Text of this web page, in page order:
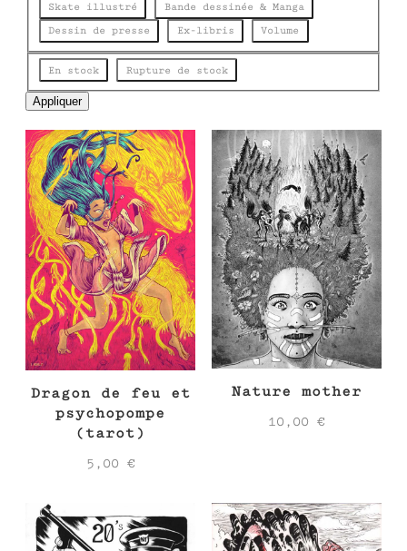
Skate illustré
Bande dessinée & Manga
Dessin de presse
Ex-libris Volume
Disponibilité
En stock Rupture de stock
Appliquer
Dragon de feu et
psychopompe
(tarot)
5,00 €
Nature mother
10,00 €